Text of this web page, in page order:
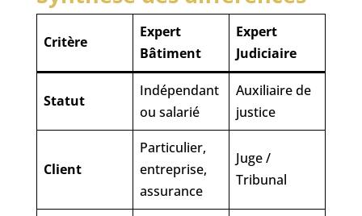
Critère
Expert
Bâtiment
Expert
Judiciaire
Statut
Indépendant
ou salarié
Auxiliaire de
justice
Client
Particulier,
entreprise,
assurance
Juge /
Tribunal